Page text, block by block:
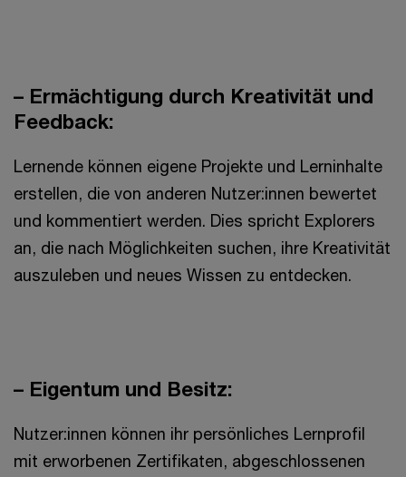
– Ermächtigung durch Kreativität und
Feedback:
Lernende können eigene Projekte und Lerninhalte
erstellen, die von anderen Nutzer:innen bewertet
und kommentiert werden. Dies spricht Explorers
an, die nach Möglichkeiten suchen, ihre Kreativität
auszuleben und neues Wissen zu entdecken.
– Eigentum und Besitz:
Nutzer:innen können ihr persönliches Lernprofil
mit erworbenen Zertifikaten, abgeschlossenen